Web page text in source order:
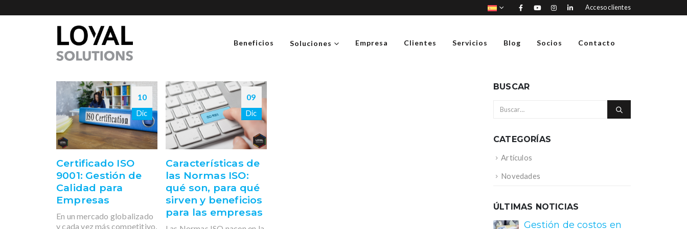
Acceso clientes
Beneficios Soluciones Empresa Clientes Servicios Blog Socios Contacto
10
Dic
Certificado ISO
9001: Gestión de
Calidad para
Empresas
En un mercado globalizado
y cada vez más competitivo,
09
Dic
Características de
las Normas ISO:
qué son, para qué
sirven y beneficios
para las empresas
BUSCAR
CATEGORÍAS
Artículos
Novedades
ÚLTIMAS NOTICIAS
Gestión de costos en